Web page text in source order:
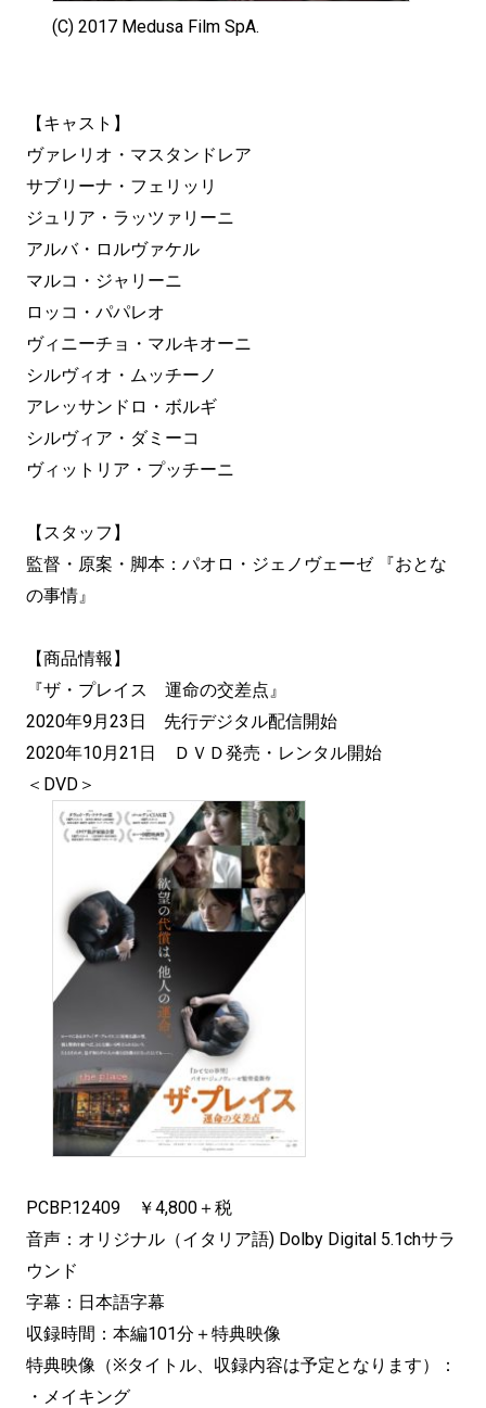
(C) 2017 Medusa Film SpA.
【キャスト】
ヴァレリオ・マスタンドレア
サブリーナ・フェリッリ
ジュリア・ラッツァリーニ
アルバ・ロルヴァケル
マルコ・ジャリーニ
ロッコ・パパレオ
ヴィニーチョ・マルキオーニ
シルヴィオ・ムッチーノ
アレッサンドロ・ボルギ
シルヴィア・ダミーコ
ヴィットリア・プッチーニ
【スタッフ】
監督・原案・脚本：パオロ・ジェノヴェーゼ 『おとな
の事情』
【商品情報】
『ザ・プレイス 運命の交差点』
2020年9月23日 先行デジタル配信開始
2020年10月21日 ＤＶＤ発売・レンタル開始
＜DVD＞
PCBP.12409 ￥4,800＋税
音声：オリジナル（イタリア語) Dolby Digital 5.1chサラ
ウンド
字幕：日本語字幕
収録時間：本編101分＋特典映像
特典映像（※タイトル、収録内容は予定となります）：
・メイキング